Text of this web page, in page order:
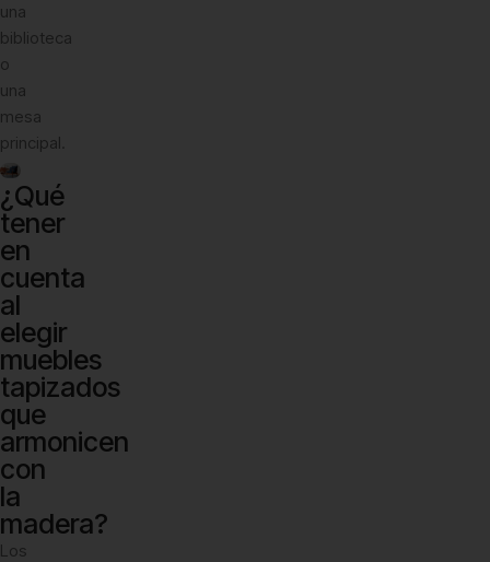
una
biblioteca
o
una
mesa
principal.
¿Qué
tener
en
cuenta
al
elegir
muebles
tapizados
que
armonicen
con
la
madera?
Los